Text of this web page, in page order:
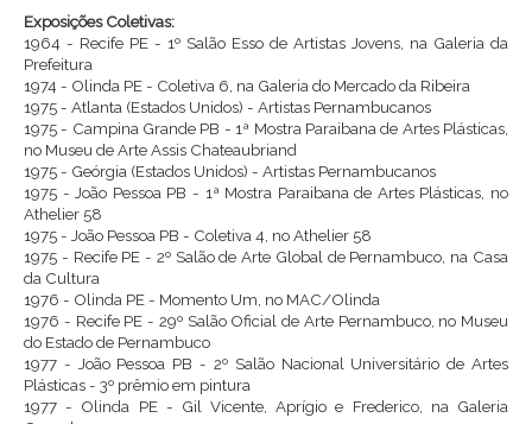
Exposições Coletivas:
1964 - Recife PE - 1º Salão Esso de Artistas Jovens, na Galeria da
Prefeitura
1974 - Olinda PE - Coletiva 6, na Galeria do Mercado da Ribeira
1975 - Atlanta (Estados Unidos) - Artistas Pernambucanos
1975 - Campina Grande PB - 1ª Mostra Paraibana de Artes Plásticas,
no Museu de Arte Assis Chateaubriand
1975 - Geórgia (Estados Unidos) - Artistas Pernambucanos
1975 - João Pessoa PB - 1ª Mostra Paraibana de Artes Plásticas, no
Athelier 58
1975 - João Pessoa PB - Coletiva 4, no Athelier 58
1975 - Recife PE - 2º Salão de Arte Global de Pernambuco, na Casa
da Cultura
1976 - Olinda PE - Momento Um, no MAC/Olinda
1976 - Recife PE - 29º Salão Oficial de Arte Pernambuco, no Museu
do Estado de Pernambuco
1977 - João Pessoa PB - 2º Salão Nacional Universitário de Artes
Plásticas - 3º prêmio em pintura
1977 - Olinda PE - Gil Vicente, Aprígio e Frederico, na Galeria